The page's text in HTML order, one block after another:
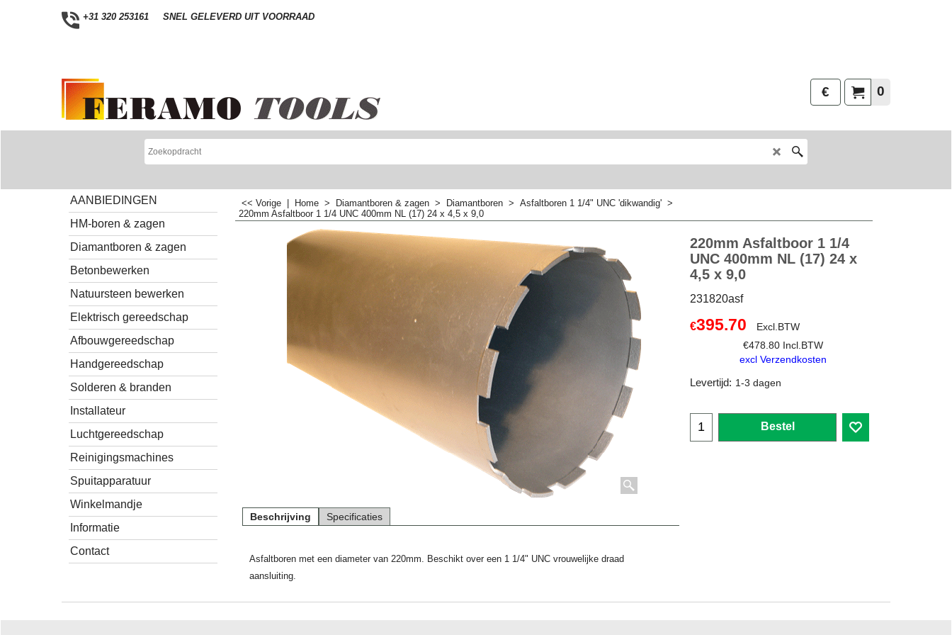
+31 320 253161 SNEL GELEVERD UIT VOORRAAD
0
€
AANBIEDINGEN
HM-boren & zagen
Diamantboren & zagen
Betonbewerken
Natuursteen bewerken
Elektrisch gereedschap
Afbouwgereedschap
Handgereedschap
Solderen & branden
Installateur
Luchtgereedschap
Reinigingsmachines
Spuitapparatuur
Winkelmandje
Informatie
Contact
<< Vorige Home > Diamantboren & zagen > Diamantboren > Asfaltboren 1 1/4" UNC 'dikwandig' >
220mm Asfaltboor 1 1/4 UNC 400mm NL (17) 24 x 4,5 x 9,0
220mm Asfaltboor 1 1/4
UNC 400mm NL (17) 24 x
4,5 x 9,0
231820asf
€395.70
Excl.BTW
€478.80 Incl.BTW
excl Verzendkosten
Levertijd: 1-3 dagen
Bestel
Beschrijving Specificaties
Asfaltboren met een diameter van 220mm. Beschikt over een 1 1/4" UNC vrouwelijke draad
aansluiting.